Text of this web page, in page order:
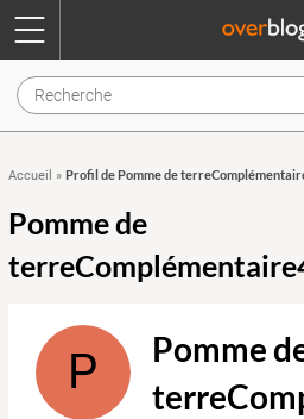
Accueil » Profil de Pomme de
Pomme de
P
Pomme